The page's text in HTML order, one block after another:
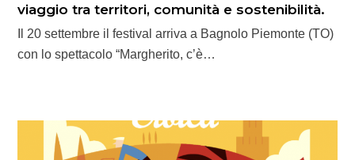
viaggio tra territori, comunità e sostenibilità.
Il 20 settembre il festival arriva a Bagnolo Piemonte (TO)
con lo spettacolo “Margherito, c’è…